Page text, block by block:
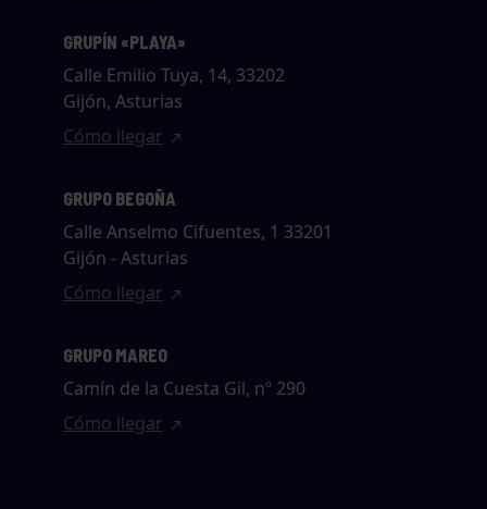
GRUPÍN «PLAYA»
Calle Emilio Tuya, 14, 33202
Gijón, Asturias
Cómo llegar
GRUPO BEGOÑA
Calle Anselmo Cifuentes, 1 33201
Gijón - Asturias
Cómo llegar
GRUPO MAREO
Camín de la Cuesta Gil, nº 290
Cómo llegar